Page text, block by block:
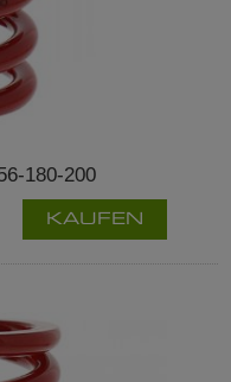
180-200
KAUFEN